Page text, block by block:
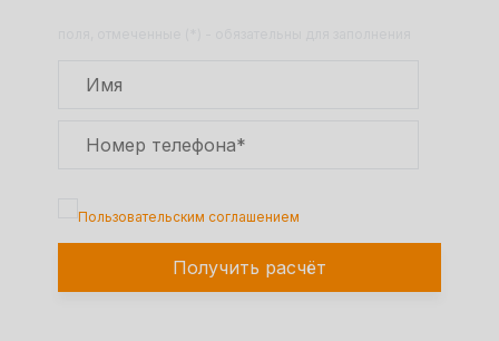
Пользовательским соглашением
Получить расчёт